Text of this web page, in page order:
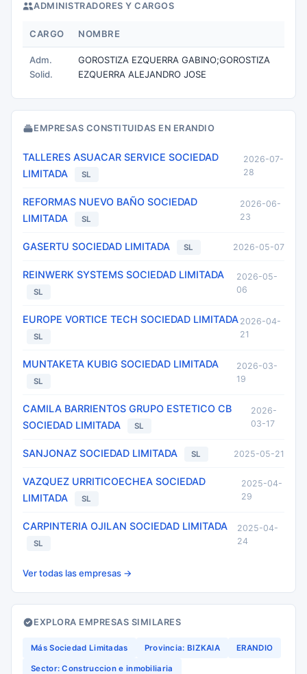
ADMINISTRADORES Y CARGOS
CARGO NOMBRE
Adm.
Solid.
GOROSTIZA EZQUERRA GABINO;GOROSTIZA
EZQUERRA ALEJANDRO JOSE
EMPRESAS CONSTITUIDAS EN ERANDIO
TALLERES ASUACAR SERVICE SOCIEDAD
LIMITADA
SL
2026-07-
28
REFORMAS NUEVO BAÑO SOCIEDAD
LIMITADA
SL
2026-06-
23
GASERTU SOCIEDAD LIMITADA SL 2026-05-07
REINWERK SYSTEMS SOCIEDAD LIMITADA
SL
2026-05-
06
EUROPE VORTICE TECH SOCIEDAD LIMITADA
SL
2026-04-
21
MUNTAKETA KUBIG SOCIEDAD LIMITADA
SL
2026-03-
19
CAMILA BARRIENTOS GRUPO ESTETICO CB
SOCIEDAD LIMITADA
SL
2026-
03-17
SANJONAZ SOCIEDAD LIMITADA SL 2025-05-21
VAZQUEZ URRITICOECHEA SOCIEDAD
LIMITADA
SL
2025-04-
29
CARPINTERIA OJILAN SOCIEDAD LIMITADA
SL
2025-04-
24
Ver todas las empresas →
EXPLORA EMPRESAS SIMILARES
Más Sociedad Limitadas Provincia: BIZKAIA ERANDIO
Sector: Construccion e inmobiliaria